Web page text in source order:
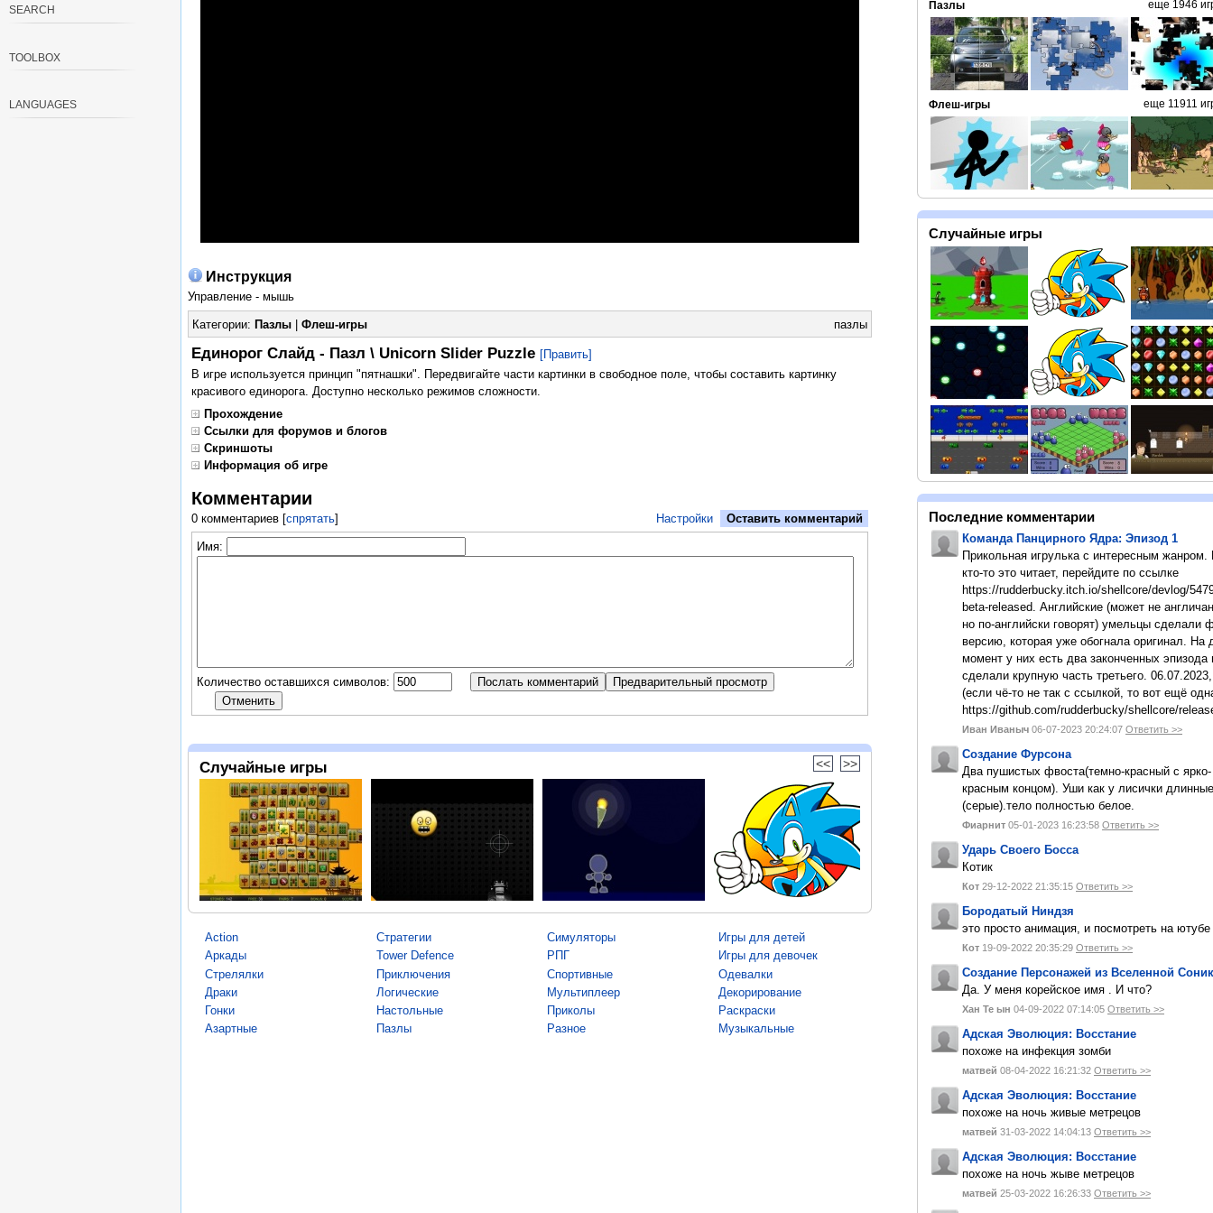
Инструкция
Управление - мышь
Категории: Пазлы| Флеш-игры пазлы
Единорог Слайд - Пазл \ Unicorn Slider Puzzle [Править]
В игре используется принцип "пятнашки". Передвигайте части картинки в свободное поле, чтобы составить картинку
красивого единорога. Доступно несколько режимов сложности.
Прохождение
Ссылки для форумов и блогов
Скриншоты
Информация об игре
Комментарии
0 комментариев[спрятать] Оставить комментарий
Настройки
Имя:
Количество оставшихся символов:
Случайные игры << >>
Action
Аркады
Стрелялки
Драки
Гонки
Азартные
Стратегии
Tower Defence
Приключения
Логические
Настольные
Пазлы
Симуляторы
РПГ
Спортивные
Мультиплеер
Приколы
Разное
Игры для детей
Игры для девочек
Одевалки
Декорирование
Раскраски
Музыкальные
Пазлы еще 1946
Флеш-игры еще 11911
Случайные игры
Последние комментарии
Команда Панцирного Ядра: Эпизод 1
Прикольная игрулька с интересным жанром.
кто-то это читает, перейдите по ссылке
https://rudderbucky.itch.io/shellcore/devlog/
beta-released. Английские (может не
но по-английски говорят) умельцы сделали
версию, которая уже обогнала оригинал. На
момент у них есть два законченных эпизода
сделали крупную часть третьего.
(если чё-то не так с ссылкой, то вот ещё
https://github.com/rudderbucky/shellcore/
Иван Иваныч 06-07-2023 20:24:07 Ответить >>
Создание Фурсона
Два пушистых фвоста(темно-красный с ярко-
красным концом). Уши как у лисички длинные
(серые).тело полностью белое.
Фиарнит 05-01-2023 16:23:58 Ответить >>
Ударь Своего Босса
Котик
Кот 29-12-2022 21:35:15 Ответить >>
Бородатый Ниндзя
это просто анимация, и посмотреть на
Кот 19-09-2022 20:35:29 Ответить >>
Создание Персонажей из Вселенной
Да. У меня корейское имя . И что?
Хан Те ын 04-09-2022 07:14:05 Ответить >>
Адская Эволюция: Восстание
похоже на инфекция зомби
матвей 08-04-2022 16:21:32 Ответить >>
Адская Эволюция: Восстание
похоже на ночь живые метрецов
матвей 31-03-2022 14:04:13 Ответить >>
Адская Эволюция: Восстание
похоже на ночь жыве метрецов
матвей 25-03-2022 16:26:33 Ответить >>
SEARCH
TOOLBOX
LANGUAGES